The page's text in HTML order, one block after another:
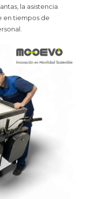
la asistencia
en tiempos de